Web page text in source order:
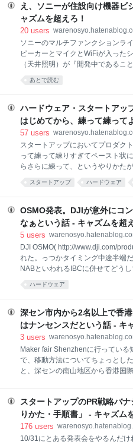
んでもルール改正反対す
いのは認める。だが、伝える側の
な宣伝文句をそのまま何の知識も
なんだ？ 重量バランスも自然で、
http://www.gizmodo.jp/2016/04/
l Gizmodoさんはいちおうガジェッ
から『重量618gと軽量！』なんて
う提灯とは、メーカーが言った宣
え、ソニーが住設向け機器
ャズムを超えろ！
20 users
ソニーのマルチファンクションラ
ピーカーとマイクとWiFiが入った
（天井照明）が『開発中であるこ
http://japan.cnet.com/news/service/
ぁこれがまた今風というかアレだ
傾向にあった）。でだ。このニュ
に面白いのはそこじゃないｗ ソニ
前半の商品化を目指しており、電
業者に販売されるチャネルの製品。
ト。）かぁ、と。ソニーは電材分
いなかっただけに、このニュース
ントが面白いところであり、読み
あとで読む
ハードウェア・スタートアッ
はじめてから、練って練って
る』こと - キャズムを超えろ
57 users
スタートアップにおいてプロダク
って練って練りすぎてペースト状
らさらに練って、というやりかた
多い。特にソフト業界では、プロ
っては壊しで練り上げる手法が推
を悪い方向で捉えている人が結構
ハードウェアはね、そんなことを
ってもモノが出ないよ....。練るの
ている間に同じものを作られても
に、ハードウェア初級者はプロト
が出来上がってくるかイメージで
これを冒頭のメディアや講演会で
力』がハードウェアスタートア
スタートアップ ハードウェア
OSMO発表。DJIが意外にコ
なぁという話 - キャズムを超
5 users
DJI OSMO( http://www.dji.com/
れた。っつかタイミング中途半端
NABといわれるIBCに併せてどう
shipping October 15ってことは何
たはずだしねぇ。 で、価格。USD
より安く出してきたねという印象
Inspire1用のカメラを３軸ギンバル
んで、やっすいなぁ、と。まぁ本
メラかどうかはバラしてみないと
そもInspire1用のカメラをバラし
れ。
ハードウェア
深セン市内から2名以上で香
はナンセンスだという話 - キ
3 users
Maker fair Shenzhenに行っている
で、移動方法についてちょっとし
と、深センの南山地区から香港国
「蛇口港まで移動して香港空港へ
がち。が、フェリーはHK$210か
170RMB）。また、一部のLCC（
等）では蛇口でのチェックインが
スタートアップのPR戦略バ
りかた・手順書」 - キャズム
176 users
10/31にとある発表会をやるんだ